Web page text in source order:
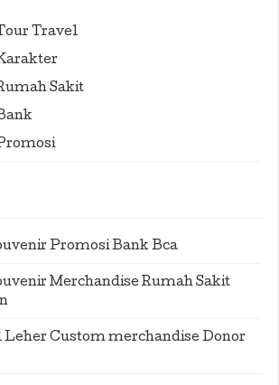
Travel
Sakit
Promosi Bank Bca
Merchandise Rumah Sakit
Leher Custom merchandise Donor